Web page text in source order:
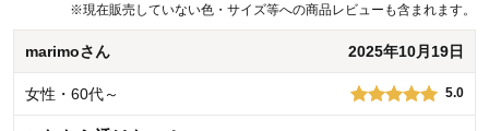
商品のご購入、ならびにレビューへのご投稿ありがとうございます。
品は、横90ｃｍ×縦46ｃｍでございます。 画像イメージは、当商品を
いただきました内容は、商品詳細に反映させていただき、お客様にと
※現在販売していない色・サイズ等への商品レビューも含まれます。
marimoさん 2025年10月19日
女性・60代～ 5.0